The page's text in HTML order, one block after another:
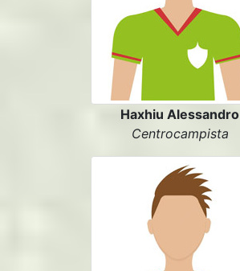
Haxhiu Alessandro
Centrocampista